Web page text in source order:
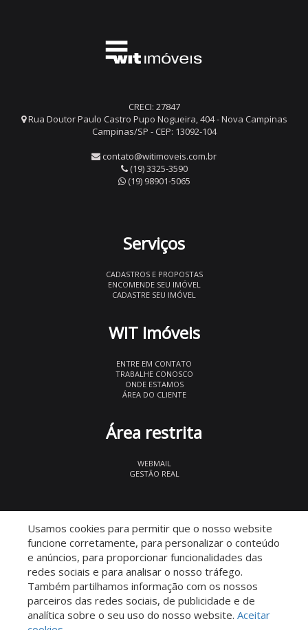
CRECI: 27847
Rua Doutor Paulo Castro Pupo Nogueira, 404 - Nova Campinas
Campinas/SP - CEP: 13092-104
contato@witimoveis.com.br
(19) 3325-3590
(19) 98901-5065
Serviços
CADASTROS E PROPOSTAS
ENCOMENDE SEU IMÓVEL
CADASTRE SEU IMÓVEL
WIT Imóveis
ENTRE EM CONTATO
TRABALHE CONOSCO
ONDE ESTAMOS
ÁREA DO CLIENTE
Área restrita
WEBMAIL
GESTÃO REAL
Descomplicado por:
Usamos cookies para permitir que o nosso website
funcione corretamente, para personalizar o conteúdo
e anúncios, para proporcionar funcionalidades das
redes sociais e para analisar o nosso tráfego.
Também partilhamos informação com os nossos
parceiros das redes sociais, de publicidade e de
analítica sobre o seu uso do nosso website. Aceitar